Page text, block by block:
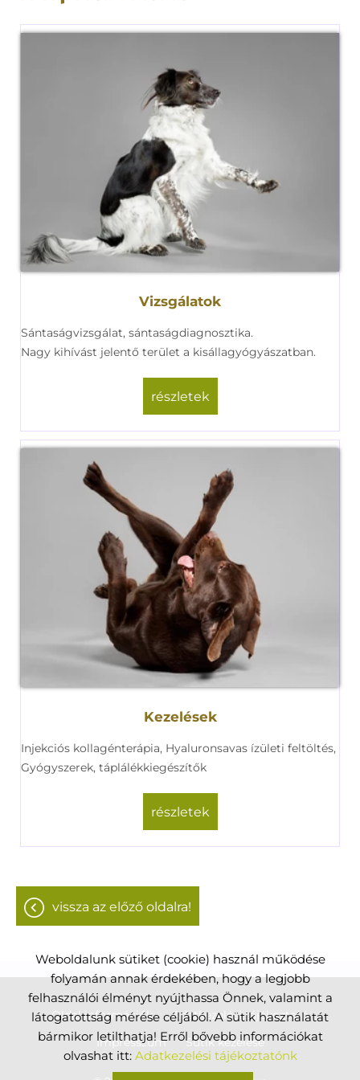
Vizsgálatok
Sántaságvizsgálat, sántaságdiagnosztika.
Nagy kihívást jelentő terület a kisállagyógyászatban.
részletek
Kezelések
Injekciós kollagénterápia, Hyaluronsavas ízületi feltöltés,
Gyógyszerek, táplálékkiegészítők
részletek
vissza az előző oldalra!
Oldal információk
Adatkezelési tájékoztató
Impresszum
Sütik kezelése
Weboldalunk sütiket (cookie) használ működése
folyamán annak érdekében, hogy a legjobb
felhasználói élményt nyújthassa Önnek, valamint a
látogatottság mérése céljából. A sütik használatát
bármikor letilthatja! Erről bővebb információkat
olvashat itt: Adatkezelési tájékoztatónk